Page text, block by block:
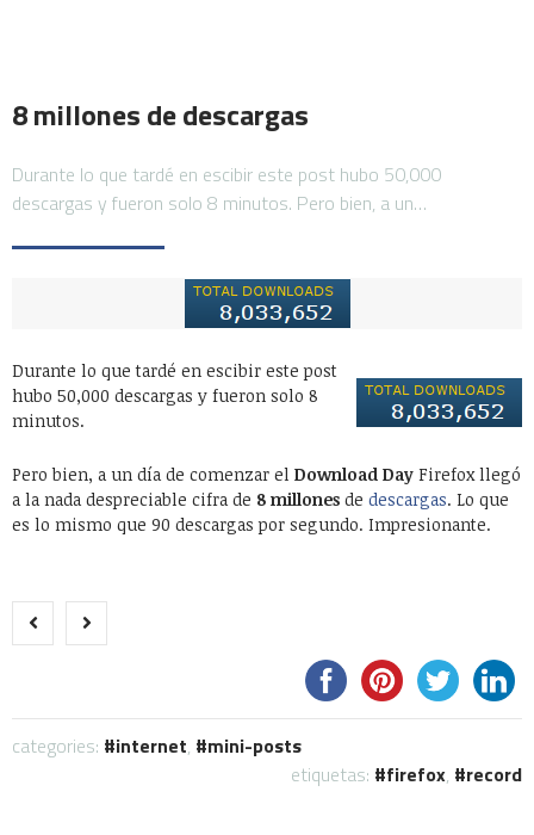
8 millones de descargas
Durante lo que tardé en escibir este post hubo 50,000
descargas y fueron solo 8 minutos. Pero bien, a un…
Durante lo que tardé en escibir este post
hubo 50,000 descargas y fueron solo 8
minutos.
Pero bien, a un día de comenzar el Download Day Firefox llegó
a la nada despreciable cifra de 8 millones de descargas. Lo que
es lo mismo que 90 descargas por segundo. Impresionante.
categories: internet,
mini-posts
etiquetas:
firefox, record